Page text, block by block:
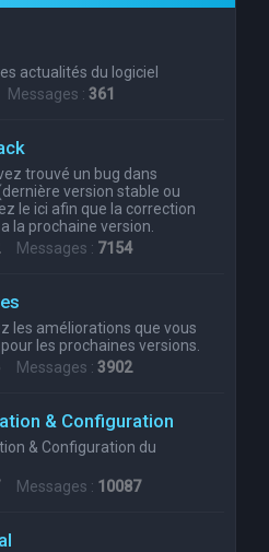
actualités du logiciel
Messages : 361
trouvé un bug dans
version stable ou
le ici afin que la correction
la prochaine version.
Messages : 7154
les améliorations que vous
les prochaines versions.
Messages : 3902
& Configuration
& Configuration du
Messages : 10087